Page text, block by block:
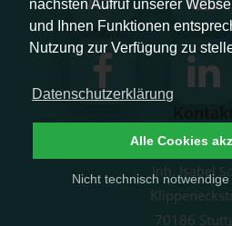
nächsten Aufruf unserer
und Ihnen Funktionen
Nutzung zur Verfügung zu
Datenschutzerklärung
Nicht technisch
Alle Cookies
Pfotenliebe
Inh. Isabel
70186